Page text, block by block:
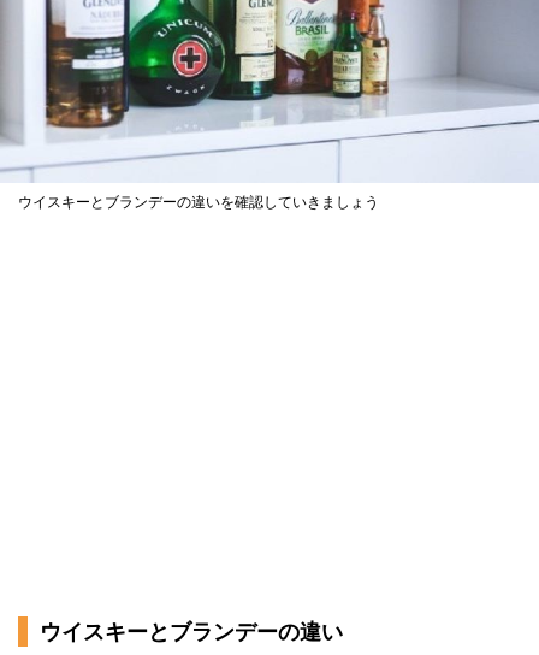
ウイスキーとブランデーの違いを確認していきましょう
ウイスキーとブランデーの違い